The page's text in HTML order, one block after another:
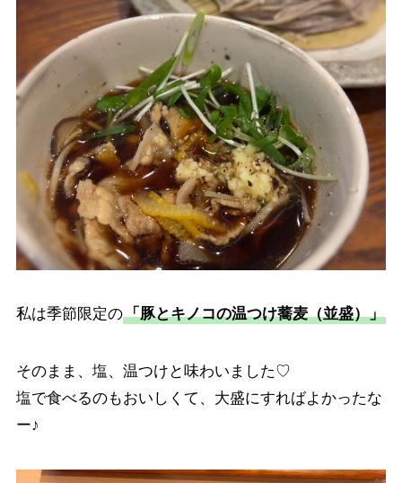
私は季節限定の「豚とキノコの温つけ蕎麦（並盛）」
そのまま、塩、温つけと味わいました♡
塩で食べるのもおいしくて、大盛にすればよかったな
ー♪